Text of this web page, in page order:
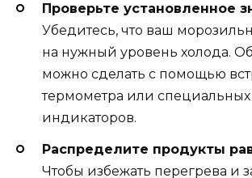
Проверьте установленное
Убедитесь, что ваш
на нужный уровень холода.
можно сделать с помощью
термометра или специальных
индикаторов.
Распределите продукты
Чтобы избежать перегрева и